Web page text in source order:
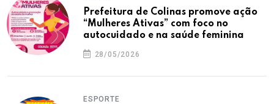
Prefeitura de Colinas promove ação
“Mulheres Ativas” com foco no
autocuidado e na saúde feminina
28/05/2026
ESPORTE